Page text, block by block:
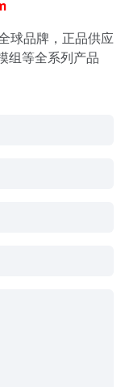
球品牌，正品供应
组等全系列产品